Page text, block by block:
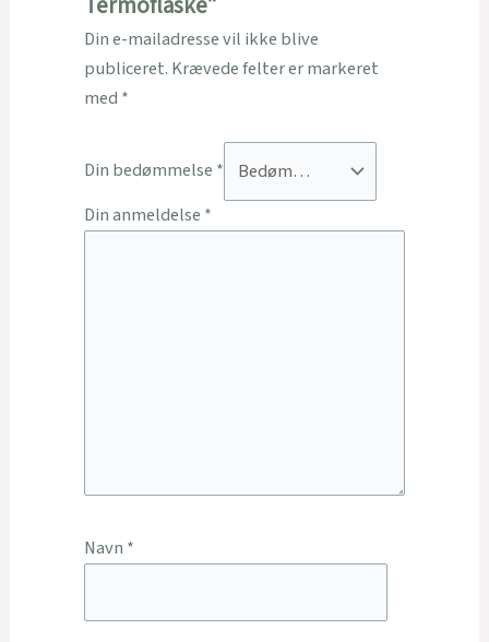
Din e-mailadresse vil ikke blive
publiceret. Krævede felter er markeret
med *
Din bedømmelse *
Din anmeldelse *
Navn *